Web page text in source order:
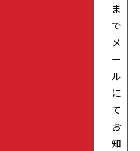
ま
で
メ
ー
ル
に
て
お
知